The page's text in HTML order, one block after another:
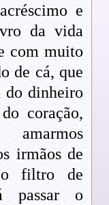
e
da vida
com muito
de cá, que
do dinheiro
coração,
irmãos de
o filtro de
passar o